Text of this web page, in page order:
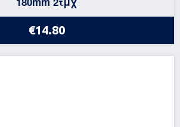
€14.80